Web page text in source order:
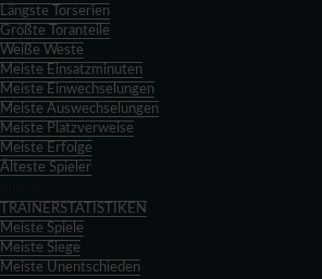
Längste Torserien
Größte Toranteile
Weiße Weste
Meiste Einsatzminuten
Meiste Einwechselungen
Meiste Auswechselungen
Meiste Platzverweise
Meiste Erfolge
Älteste Spieler
TRAINERSTATISTIKEN
Meiste Spiele
Meiste Siege
Meiste Unentschieden